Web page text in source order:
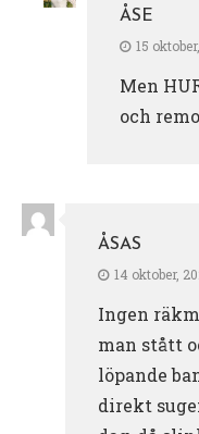
ÅSE
15
Men
och
ÅSAS
14 oktober,
Ingen
man stått
löpande
direkt